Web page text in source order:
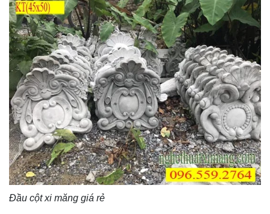
Đầu cột xi măng giá rẻ